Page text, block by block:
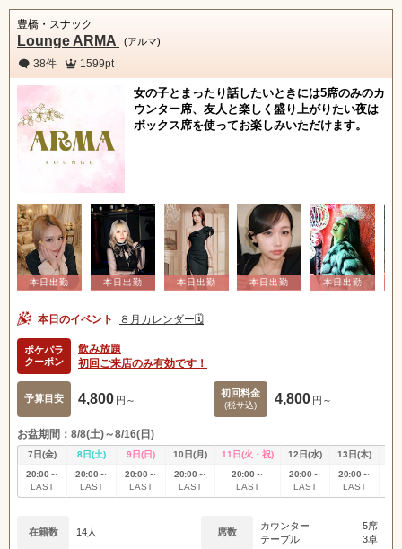
豊橋・スナック
Lounge ARMA (アルマ)
38件 1599pt
女の子とまったり話したいときには5席のみのカ
ウンター席、友人と楽しく盛り上がりたい夜は
ボックス席を使ってお楽しみいただけます。
本日のイベント ８月カレンダー🗓️
ポケパラ
クーポン
飲み放題
初回ご来店のみ有効です！
予算目安 4,800 円～
初回料金
(税サ込) 4,800 円～
お盆期間：8/8(土)～8/16(日)
7日(金) 8日(土) 9日(日) 10日(月) 11日(火・祝) 12日(水) 13日(木)
20:00～
LAST
20:00～
LAST
20:00～
LAST
20:00～
LAST
20:00～
LAST
20:00～
LAST
20:00～
LAST
在籍数 14人 席数
カウンター
5席
テーブル
3卓